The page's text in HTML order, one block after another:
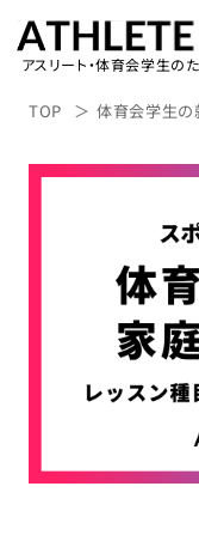
アスリート・体育会学生の
TOP 体育会学生の
トップ
体育会学生の
社会人アスリ
桑田真澄の
アスリートラ
アスリートの
表彰台の降り